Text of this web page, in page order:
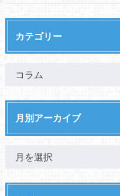
カテゴリー
月別アーカイブ